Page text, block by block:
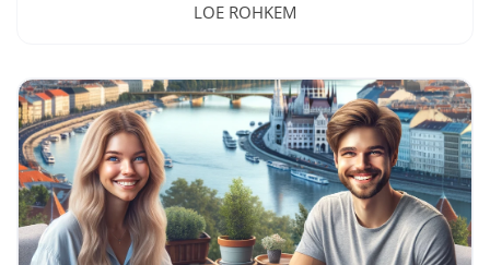
Kandidaatideni www.kandideeri.ee Tööportaali Kaudu
ja kuidas avaldada töökuulutust. www.kandideeri.ee ,
Eesti juhtiv tööportaal, on loodud spetsiaalselt
kohalikele ettevõtetele ja tööotsijatele, et pakkuda just
seda - võimalust leida "tööpakkumised" ja "vabad
töökohad" kiirelt ja...
LOE ROHKEM